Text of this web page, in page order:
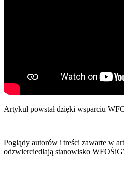
Artykuł powstał dzięki wsparciu
Poglądy autorów i treści zawarte w
odzwierciedlają stanowisko